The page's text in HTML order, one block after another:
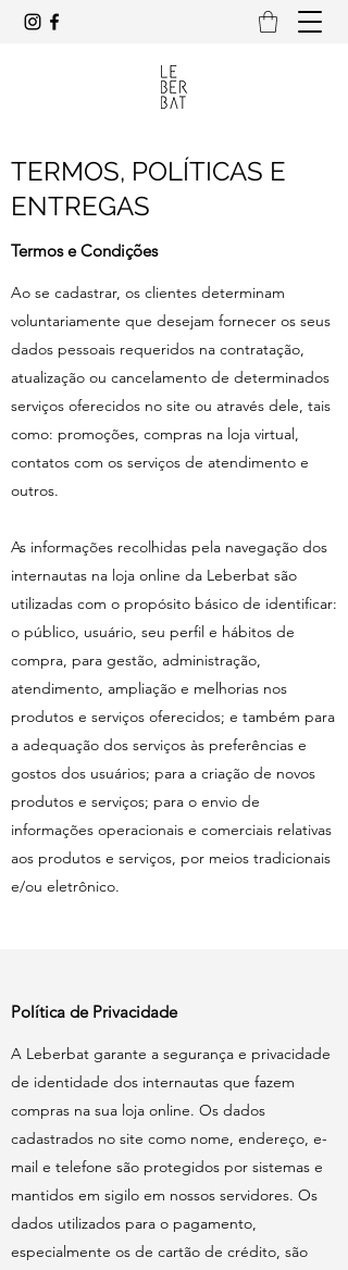
TERMOS, POLÍTICAS E
ENTREGAS
Termos e Condições
Ao se cadastrar, os clientes determinam
voluntariamente que desejam fornecer os seus
dados pessoais requeridos na contratação,
atualização ou cancelamento de determinados
serviços oferecidos no site ou através dele, tais
como: promoções, compras na loja virtual,
contatos com os serviços de atendimento e
outros.
As informações recolhidas pela navegação dos
internautas na loja online da Leberbat são
utilizadas com o propósito básico de identificar:
o público, usuário, seu perfil e hábitos de
compra, para gestão, administração,
atendimento, ampliação e melhorias nos
produtos e serviços oferecidos; e também para
a adequação dos serviços às preferências e
gostos dos usuários; para a criação de novos
produtos e serviços; para o envio de
informações operacionais e comerciais relativas
aos produtos e serviços, por meios tradicionais
e/ou eletrônico.
Política de Privacidade
A Leberbat garante a segurança e privacidade
de identidade dos internautas que fazem
compras na sua loja online. Os dados
cadastrados no site como nome, endereço, e-
mail e telefone são protegidos por sistemas e
mantidos em sigilo em nossos servidores. Os
dados utilizados para o pagamento,
especialmente os de cartão de crédito, são